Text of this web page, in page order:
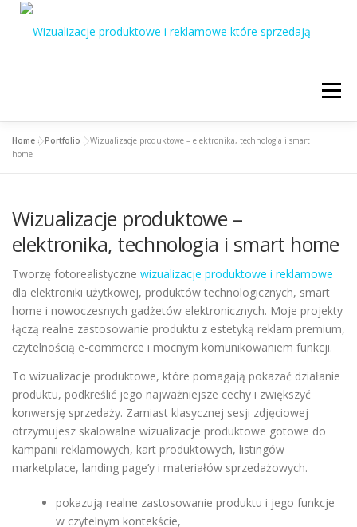
Przejdź
Menu
Home O mnie
Portfolio / Oferta Kontakt
Polski
Home »Portfolio »Wizualizacje produktowe – elektronika, technologia i smart
home
Wizualizacje produktowe –
elektronika, technologia i smart home
Tworzę fotorealistyczne wizualizacje produktowe i reklamowe
dla elektroniki użytkowej, produktów technologicznych, smart
home i nowoczesnych gadżetów elektronicznych. Moje projekty
łączą realne zastosowanie produktu z estetyką reklam premium,
czytelnością e-commerce i mocnym komunikowaniem funkcji.
To wizualizacje produktowe, które pomagają pokazać działanie
produktu, podkreślić jego najważniejsze cechy i zwiększyć
konwersję sprzedaży. Zamiast klasycznej sesji zdjęciowej
otrzymujesz skalowalne wizualizacje produktowe gotowe do
kampanii reklamowych, kart produktowych, listingów
marketplace, landing page’y i materiałów sprzedażowych.
pokazują realne zastosowanie produktu i jego funkcje
w czytelnym kontekście,